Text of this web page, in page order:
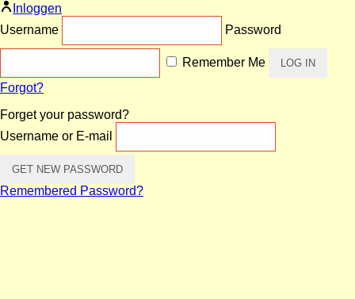
Inloggen
Username
Password
Remember Me
Forgot?
Forget your password?
Username or E-mail
Remembered Password?